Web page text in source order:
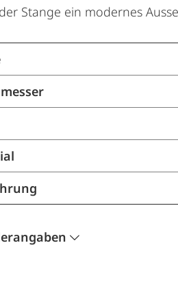
Stange ein modernes